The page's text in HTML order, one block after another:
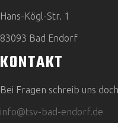
Hans-Kögl-Str. 1
83093 Bad Endorf
KONTAKT
Bei Fragen schreib uns
info@tsv-bad-endorf.de